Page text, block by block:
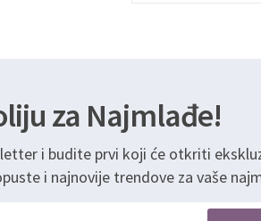
za Najmlađe!
i budite prvi koji će otkriti
i najnovije trendove za vaše